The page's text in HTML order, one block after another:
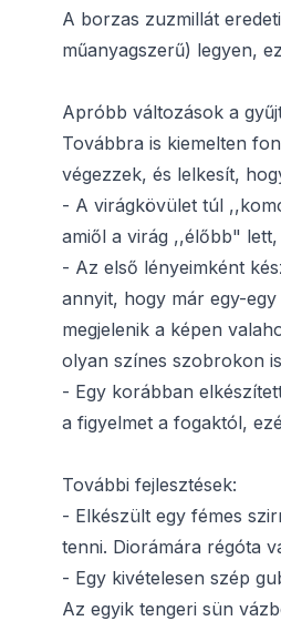
A borzas zuzmillát
műanyagszerű) legyen,
Apróbb változások a
Továbbra is kiemelten
végezzek, és lelkesít,
- A virágkövület túl
amiől a virág ,,élőbb"
- Az első lényeimként
annyit, hogy már egy-
megjelenik a képen
olyan színes szobrokon
- Egy korábban
a figyelmet a fogaktól,
További fejlesztések:
- Elkészült egy fémes
tenni. Diorámára régóta
- Egy kivételesen szép
Az egyik tengeri sün